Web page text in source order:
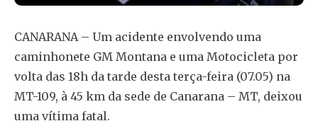
CANARANA – Um acidente envolvendo uma
caminhonete GM Montana e uma Motocicleta por
volta das 18h da tarde desta terça-feira (07.05) na
MT-109, à 45 km da sede de Canarana – MT, deixou
uma vítima fatal.